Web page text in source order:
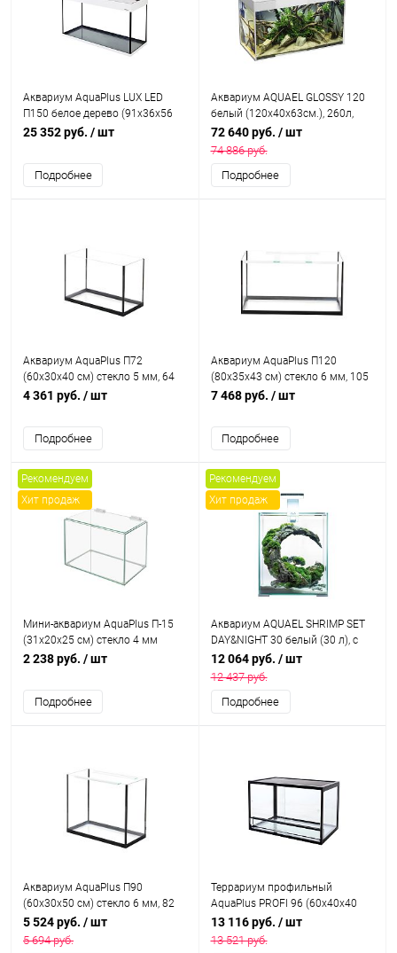
Аквариум AquaPlus LUX LED
П150 белое дерево (91х36х56
см) стекло 6мм,
коврик
25 352 руб. / шт
Подробнее
Аквариум AQUAEL GLOSSY 120
белый (120х40х63см.), 260л,
стекло триплекс, съемный
светодиодный модуль RETRO
FIT SUNNY 18 W / 6 500 K 3 шт.
72 640 руб. / шт
74 886 руб.
Подробнее
Аквариум AquaPlus П72
(60х30х40 см) стекло 5 мм, 64
л., прямоугольный
4 361 руб. / шт
Подробнее
Аквариум AquaPlus П120
(80х35х43 см) стекло 6 мм, 105
л., прямоугольный, с
7 468 руб. / шт
Подробнее
Рекомендуем
Хит продаж
Мини-аквариум AquaPlus П-15
(31х20х25 см) стекло 4 мм
2 238 руб. / шт
Подробнее
Рекомендуем
Хит продаж
Aквариум AQUAEL SHRIMP SET
DAY&NIGHT 30 белый (30 л), с
оборудованием
12 064 руб. / шт
12 437 руб.
Подробнее
Аквариум AquaPlus П90
(60х30х50 см) стекло 6 мм, 82
л., прямоугольный
5 524 руб. / шт
5 694 руб.
Террариум профильный
AquaPlus PROFI 96 (60х40х40
см) стекло: стенки 5 мм, дно 8
мм, черный
13 116 руб. / шт
13 521 руб.